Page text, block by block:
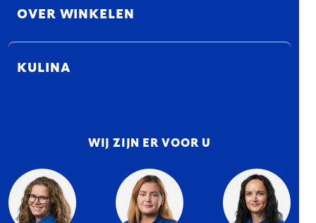
OVER WINKELEN
KULINA
WIJ ZIJN ER VOOR U